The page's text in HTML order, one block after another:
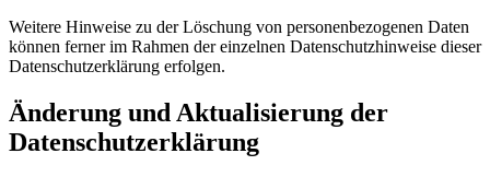
Weitere Hinweise zu der Löschung von personenbezogenen Daten
können ferner im Rahmen der einzelnen Datenschutzhinweise dieser
Datenschutzerklärung erfolgen.
Änderung und Aktualisierung der
Datenschutzerklärung